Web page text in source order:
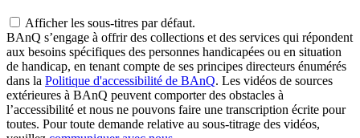
Afficher les sous-titres par défaut.
BAnQ s’engage à offrir des collections et des services qui répondent
aux besoins spécifiques des personnes handicapées ou en situation
de handicap, en tenant compte de ses principes directeurs énumérés
dans la Politique d'accessibilité de BAnQ. Les vidéos de sources
extérieures à BAnQ peuvent comporter des obstacles à
l’accessibilité et nous ne pouvons faire une transcription écrite pour
toutes. Pour toute demande relative au sous-titrage des vidéos,